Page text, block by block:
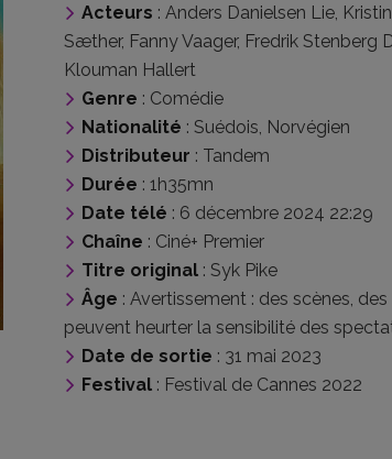
Acteurs : Anders Danielsen Lie,
Sæther, Fanny Vaager, Fredrik Stenberg
Klouman Hallert
Genre : Comédie
Nationalité : Suédois, Norvégien
Distributeur : Tandem
Durée : 1h35mn
Date télé : 6 décembre 2024 22:29
Chaîne : Ciné+ Premier
Titre original : Syk Pike
Âge : Avertissement : des scènes,
peuvent heurter la sensibilité des
Date de sortie : 31 mai 2023
Festival : Festival de Cannes 2022